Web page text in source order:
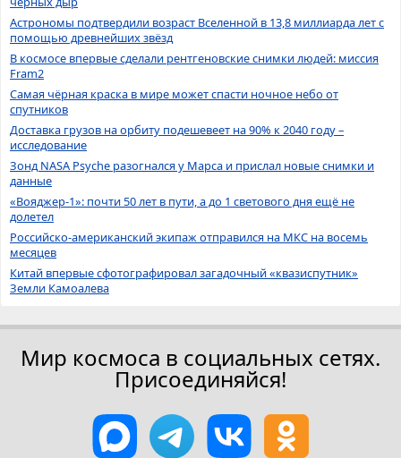
Астрономы подтвердили возраст Вселенной в 13,8 миллиарда лет с
помощью древнейших звёзд
В космосе впервые сделали рентгеновские снимки людей: миссия
Fram2
Самая чёрная краска в мире может спасти ночное небо от
спутников
Доставка грузов на орбиту подешевеет на 90% к 2040 году –
исследование
Зонд NASA Psyche разогнался у Марса и прислал новые снимки и
данные
«Вояджер-1»: почти 50 лет в пути, а до 1 светового дня ещё не
долетел
Российско-американский экипаж отправился на МКС на восемь
месяцев
Китай впервые сфотографировал загадочный «квазиспутник»
Земли Камоалева
Мир космоса в социальных сетях.
Присоединяйся!